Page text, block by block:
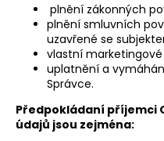
plnění zákonných
plnění smluvních
uzavřené se
vlastní
uplatnění a
Správce.
Předpokládaní příjemci
údajů jsou zejména: